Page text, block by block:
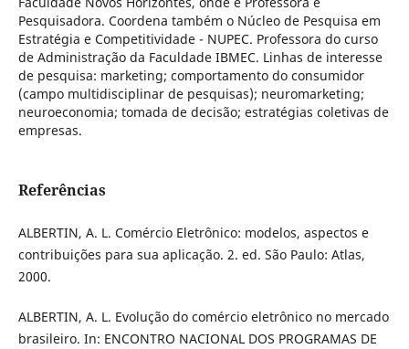
Pesquisadora. Coordena também o Núcleo de Pesquisa em
Estratégia e Competitividade - NUPEC. Professora do curso
de Administração da Faculdade IBMEC. Linhas de interesse
de pesquisa: marketing; comportamento do consumidor
(campo multidisciplinar de pesquisas); neuromarketing;
neuroeconomia; tomada de decisão; estratégias coletivas de
empresas.
Referências
ALBERTIN, A. L. Comércio Eletrônico: modelos, aspectos e
contribuições para sua aplicação. 2. ed. São Paulo: Atlas,
2000.
ALBERTIN, A. L. Evolução do comércio eletrônico no mercado
brasileiro. In: ENCONTRO NACIONAL DOS PROGRAMAS DE